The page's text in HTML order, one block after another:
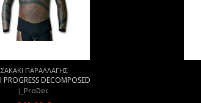
ΣΑΚΑΚΙ ΠΑΡΑΛΛΑΓΗΣ
DECOMPOSED
J_ProDec